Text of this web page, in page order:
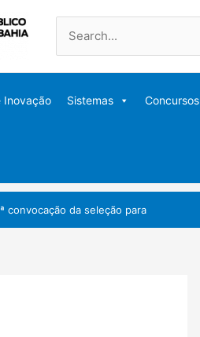
Pesquisar
por:
Inovação Sistemas Concursos
convocação da seleção para